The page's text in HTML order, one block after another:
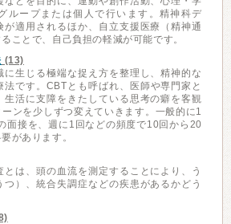
ループまたは個人で行います。精神科デ
が適用されるほか、自立支援医療（精神通
ことで、自己負担の軽減が可能です。
(13)
に生じる極端な捉え方を整理し、精神的な
です。CBTとも呼ばれ、医師や専門家と
生活に支障をきたしている思考の癖を客観
ンを少しずつ変えていきます。一般的に1
面接を、週に1回などの頻度で10回から20
があります。
は、頭の血流を測定することにより、う
）、統合失調症などの疾患があるかどう